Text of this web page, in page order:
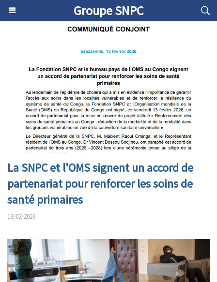
Groupe SNPC
La SNPC et l'OMS signent un accord de
partenariat pour renforcer les soins de
santé primaires
13/02/2026